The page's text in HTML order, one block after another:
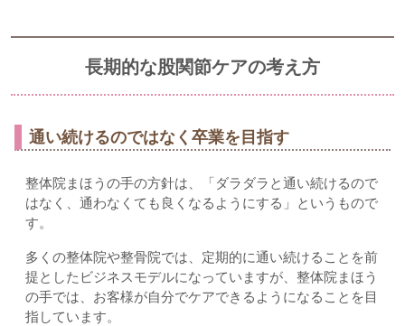
長期的な股関節ケアの考え方
通い続けるのではなく卒業を目指す
整体院まほうの手の方針は、「ダラダラと通い続けるので
はなく、通わなくても良くなるようにする」というもので
す。
多くの整体院や整骨院では、定期的に通い続けることを前
提としたビジネスモデルになっていますが、整体院まほう
の手では、お客様が自分でケアできるようになることを目
指しています。